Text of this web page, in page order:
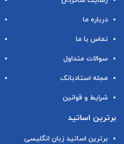
درباره ما
تماس با ما
سوالات متداول
مجله استادبانک
شرایط و قوانین
برترین اساتید
برترین اساتید زبان انگلیسی